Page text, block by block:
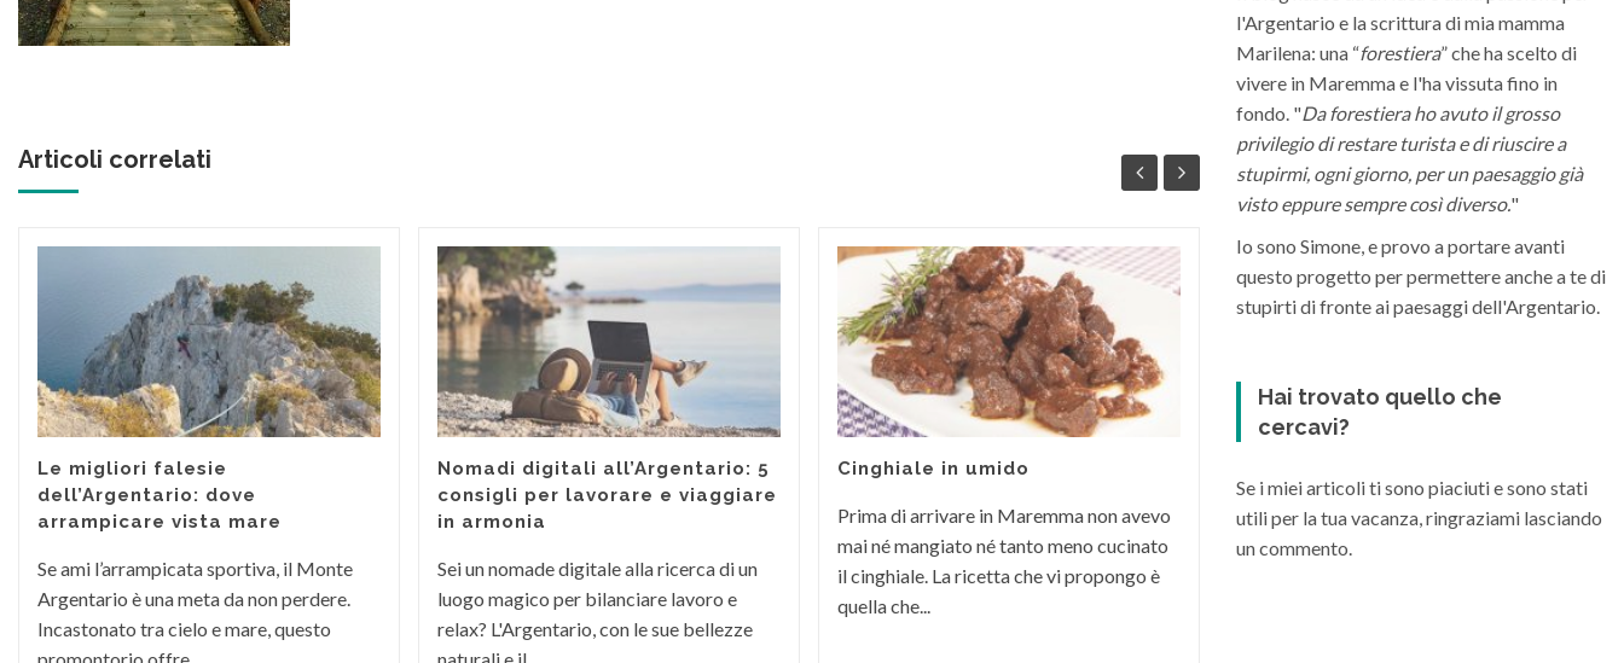
Articoli correlati
Le migliori falesie
dell’Argentario: dove
arrampicare vista mare
Se ami l’arrampicata sportiva, il Monte
Argentario è una meta da non perdere.
Incastonato tra cielo e mare, questo
Nomadi digitali all’Argentario: 5
consigli per lavorare e viaggiare
in armonia
Sei un nomade digitale alla ricerca di un
luogo magico per bilanciare lavoro e
relax? L'Argentario, con le sue bellezze
Cinghiale in umido
Prima di arrivare in Maremma non avevo
mai né mangiato né tanto meno cucinato
il cinghiale. La ricetta che vi propongo è
quella che...
Quali sono i migliori vini della
Maremma Toscana
condizioni climatiche e morfologiche del
suo territorio, riesce a dare vita a grandi
vini di varia...
l'Argentario e la scrittura di mia mamma
Marilena: una “forestiera” che ha scelto di
vivere in Maremma e l'ha vissuta fino in
fondo. "Da forestiera ho avuto il grosso
privilegio di restare turista e di riuscire a
stupirmi, ogni giorno, per un paesaggio già
visto eppure sempre così diverso."
Io sono Simone, e provo a portare avanti
questo progetto per permettere anche a te di
stupirti di fronte ai paesaggi dell'Argentario.
Hai trovato quello che
cercavi?
Se i miei articoli ti sono piaciuti e sono stati
utili per la tua vacanza, ringraziami lasciando
un commento.